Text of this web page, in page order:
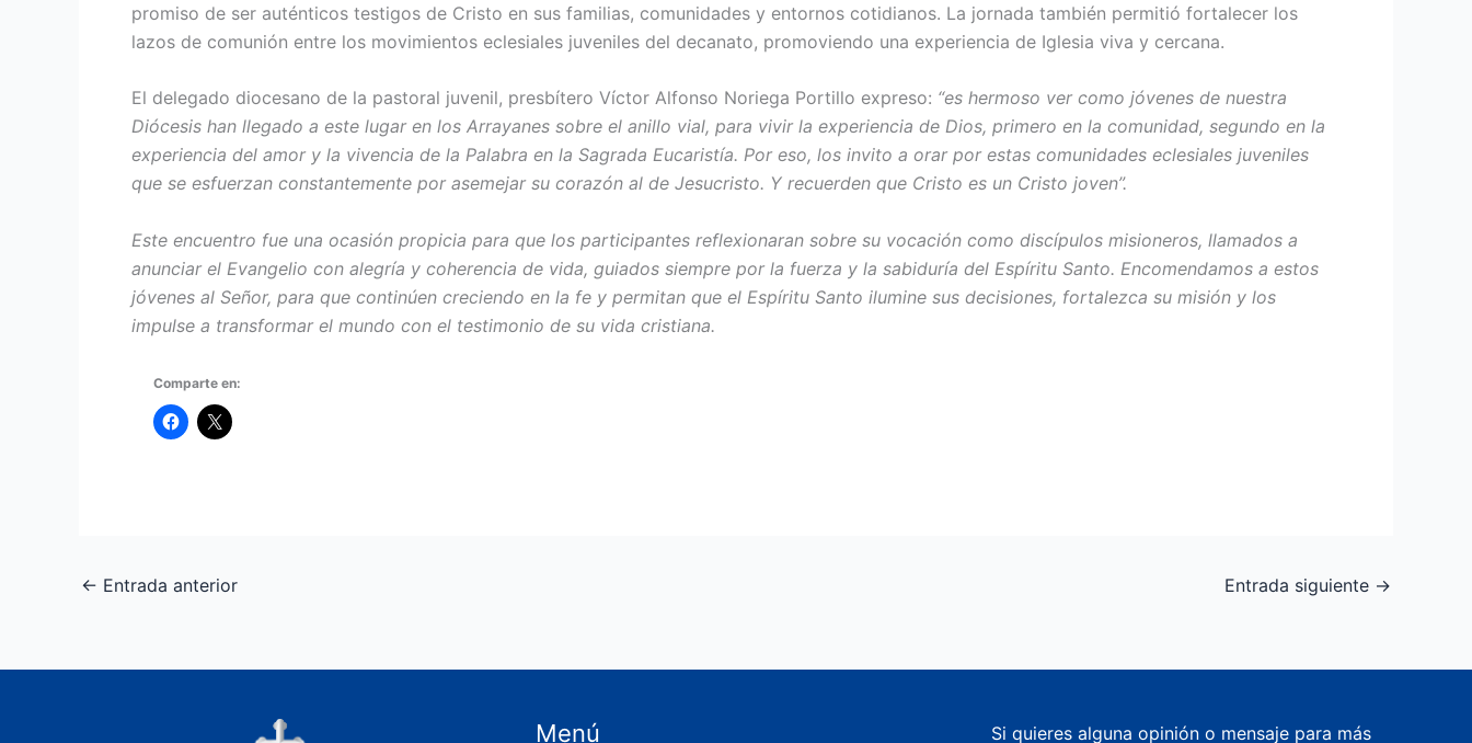
promiso de ser auténticos testigos de Cristo en sus familias, comuni­dades y entornos cotidianos. La jor­nada también permitió fortalecer los
lazos de comunión entre los movi­mientos eclesiales juveniles del de­canato, promoviendo una experien­cia de Iglesia viva y cercana.
El delegado diocesano de la pastoral juvenil, presbítero Víctor Alfonso Noriega Portillo expreso: “es her­moso ver como jóvenes de nuestra
Diócesis han llegado a este lugar en los Arrayanes sobre el anillo vial, para vivir la experiencia de Dios, primero en la comunidad, segundo en la
experiencia del amor y la vi­vencia de la Palabra en la Sagra­da Eucaristía. Por eso, los invito a orar por estas comunidades ecle­siales juveniles
que se esfuerzan constantemente por asemejar su co­razón al de Jesucristo. Y recuerden que Cristo es un Cristo joven”.
Este encuentro fue una ocasión pro­picia para que los participantes re­flexionaran sobre su vocación como discípulos misioneros, llamados a
anunciar el Evangelio con ale­gría y coherencia de vida, guiados siempre por la fuerza y la sabiduría del Espíritu Santo. Encomendamos a estos
jóvenes al Señor, para que continúen creciendo en la fe y per­mitan que el Espíritu Santo ilumine sus decisiones, fortalezca su misión y los
impulse a transformar el mun­do con el testimonio de su vida cris­tiana.
Comparte en:
← Entrada anterior Entrada siguiente →
Menú Si quieres alguna opinión o mensaje para más